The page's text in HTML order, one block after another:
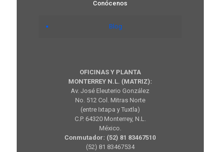
Conócenos
Blog
OFICINAS Y PLANTA
MONTERREY N.L. (MATRIZ):
Av. José Eleuterio González
No. 512 Col. Mitras Norte
(entre Ixtapa y Tuxtla)
C.P. 64320 Monterrey, N.L.
México.
Conmutador: (52) 81 83467510
(52) 81 83467534